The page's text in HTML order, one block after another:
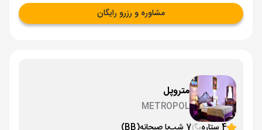
مشاوره و رزرو رایگان
متروپل
METROPOL